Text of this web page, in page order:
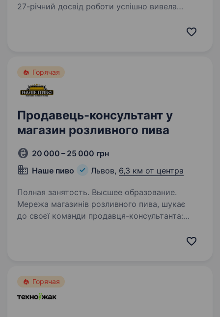
27-річний досвід роботи успішно вивела
у сегменті sport та fashion. Сьогодні в нашому
Горячая
Продавець-консультант у
магазин розливного пива
20 000 – 25 000 грн
Наше пиво
Львов, 6,3 км от центра
Полная занятость. Высшее образование.
Мережа магазинів розливного пива, шукає
до своєї команди продавця-консультанта:
Горячая